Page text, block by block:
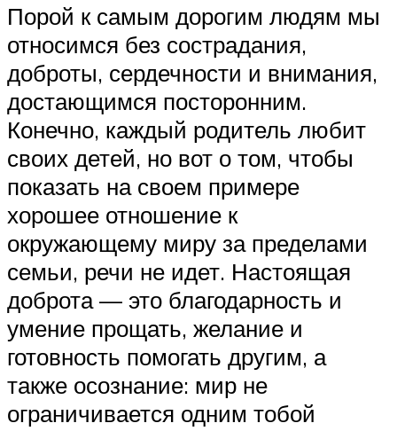
Порой к самым дорогим людям мы
относимся без сострадания,
доброты, сердечности и внимания,
достающимся посторонним.
Конечно, каждый родитель любит
своих детей, но вот о том, чтобы
показать на своем примере
хорошее отношение к
окружающему миру за пределами
семьи, речи не идет. Настоящая
доброта — это благодарность и
умение прощать, желание и
готовность помогать другим, а
также осознание: мир не
ограничивается одним тобой